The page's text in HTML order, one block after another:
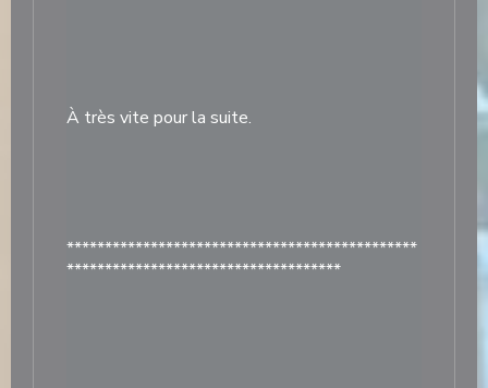
À très vite pour la suite.
**********************************************
************************************